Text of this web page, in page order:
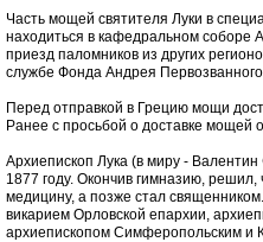
Часть мощей святителя Луки в
находиться в кафедральном соборе
приезд паломников из других
службе Фонда Андрея
Перед отправкой в Грецию мощи
Ранее с просьбой о доставке мощей
Архиепископ Лука (в миру -
1877 году. Окончив гимназию,
медицину, а позже стал
викарием Орловской епархии,
архиепископом Симферопольским и